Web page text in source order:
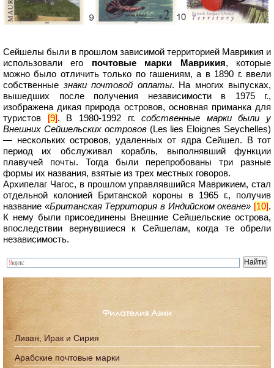
Сейшелы были в прошлом зависимой территорией Маврикия и
использовали его почтовые марки Маврикия, которые
можно было отличить только по гашениям, а в 1890 г. ввели
собственные знаки почтовой оплаты. На многих выпусках,
вышедших после получения независимости в 1975 г.,
изображена дикая природа островов, основная приманка для
туристов [9]. В 1980-1992 гг.собственные марки были у
Внешних Сейшельских островов(Les lies Eloignes Seychelles)
— нескольких островов, удаленных от ядра Сейшел. В тот
период их обслуживал корабль, выполнявший функции
плавучей почты. Тогда были перепробованы три разные
формы их названия, взятые из трех местных говоров.
Архипелаг Чагос, в прошлом управлявшийся Маврикием, стал
отдельной колонией Британской короны в 1965 г., получив
название «Британская Территория в Индийском океане» [10].
К нему были присоединены Внешние Сейшельские острова,
впоследствии вернувшиеся к Сейшелам, когда те обрели
независимость.
Филателия Азии
Ливан, Ирак и Сирия
Арабские почтовые марки